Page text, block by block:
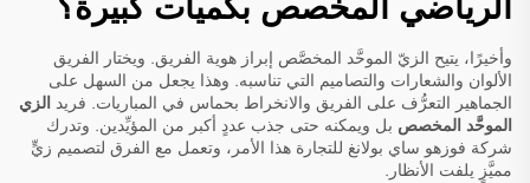
وأخيرًا، يتيح الزيّ الموحَّد المخصَّص إبراز هوية الفريق. ويختار الفريق
الألوان والشعارات والتصاميم التي تناسبه. وهذا يجعل من السهل على
الجماهير التعرُّف على الفريق والانخراط بحماس في المباريات. فريد الزي
الموحَّد المخصص بل ويمكنه حتى جذب عددٍ أكبر من المؤيِّدين. وتدرك
شركة فوزهو ساي بولانغ للتجارة هذا الأمر، وتعمل مع الفرق لتصميم زيٍّ
مميَّزٍ يلفت الأنظار.